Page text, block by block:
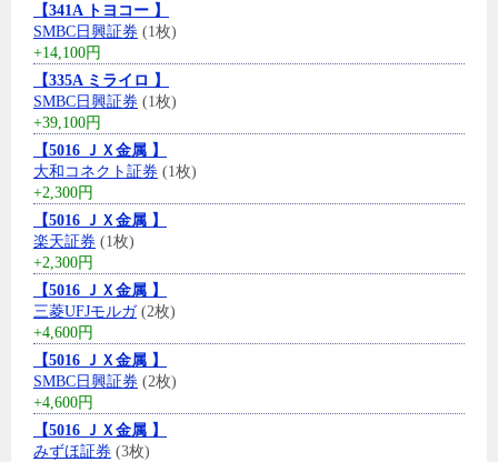
【341A トヨコー 】
SMBC日興証券 (1枚)
+14,100円
【335A ミライロ 】
SMBC日興証券 (1枚)
+39,100円
【5016 ＪＸ金属 】
大和コネクト証券 (1枚)
+2,300円
【5016 ＪＸ金属 】
楽天証券 (1枚)
+2,300円
【5016 ＪＸ金属 】
三菱UFJモルガ(2枚)
+4,600円
【5016 ＪＸ金属 】
SMBC日興証券 (2枚)
+4,600円
【5016 ＪＸ金属 】
みずほ証券 (3枚)